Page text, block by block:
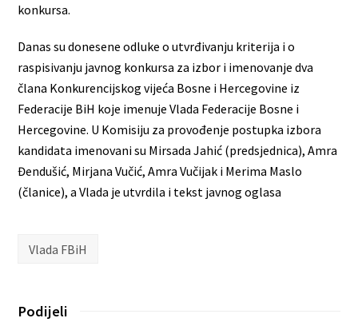
konkursa.
Danas su donesene odluke o utvrđivanju kriterija i o
raspisivanju javnog konkursa za izbor i imenovanje dva
člana Konkurencijskog vijeća Bosne i Hercegovine iz
Federacije BiH koje imenuje Vlada Federacije Bosne i
Hercegovine. U Komisiju za provođenje postupka izbora
kandidata imenovani su Mirsada Jahić (predsjednica), Amra
Đendušić, Mirjana Vučić, Amra Vučijak i Merima Maslo
(članice), a Vlada je utvrdila i tekst javnog oglasa
Vlada FBiH
Podijeli